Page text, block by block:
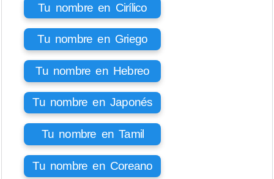
Tu nombre en Cirílico
Tu nombre en Griego
Tu nombre en Hebreo
Tu nombre en Japonés
Tu nombre en Tamil
Tu nombre en Coreano